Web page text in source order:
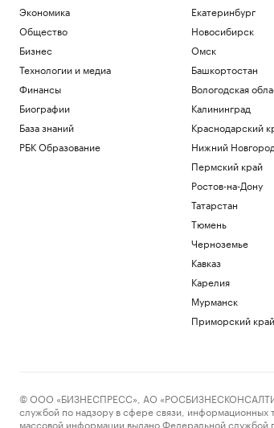
Экономика
Общество
Бизнес
Технологии и медиа
Финансы
Биографии
База знаний
РБК Образование
Екатеринбург
Новосибирск
Омск
Башкортостан
Вологодская
Калининград
Краснодарский
Нижний Новгород
Пермский край
Ростов-на-Дону
Татарстан
Тюмень
Черноземье
Кавказ
Карелия
Мурманск
Приморский край
© ООО «БИЗНЕСПРЕСС», АО
службой по надзору в сфере связи, информационных
массовой информации выдано Федеральной